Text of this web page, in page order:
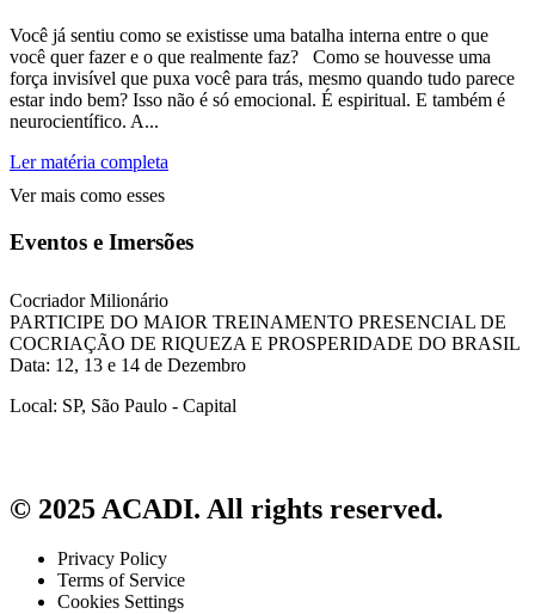
Você já sentiu como se existisse uma batalha interna entre o que
você quer fazer e o que realmente faz? Como se houvesse uma
força invisível que puxa você para trás, mesmo quando tudo parece
estar indo bem? Isso não é só emocional. É espiritual. E também é
neurocientífico. A...
Ler matéria completa
Ver mais como esses
Eventos e Imersões
Cocriador Milionário
PARTICIPE DO MAIOR TREINAMENTO PRESENCIAL DE
COCRIAÇÃO DE RIQUEZA E PROSPERIDADE DO BRASIL
Data: 12, 13 e 14 de Dezembro
Local: SP, São Paulo - Capital
© 2025 ACADI. All rights reserved.
Privacy Policy
Terms of Service
Cookies Settings